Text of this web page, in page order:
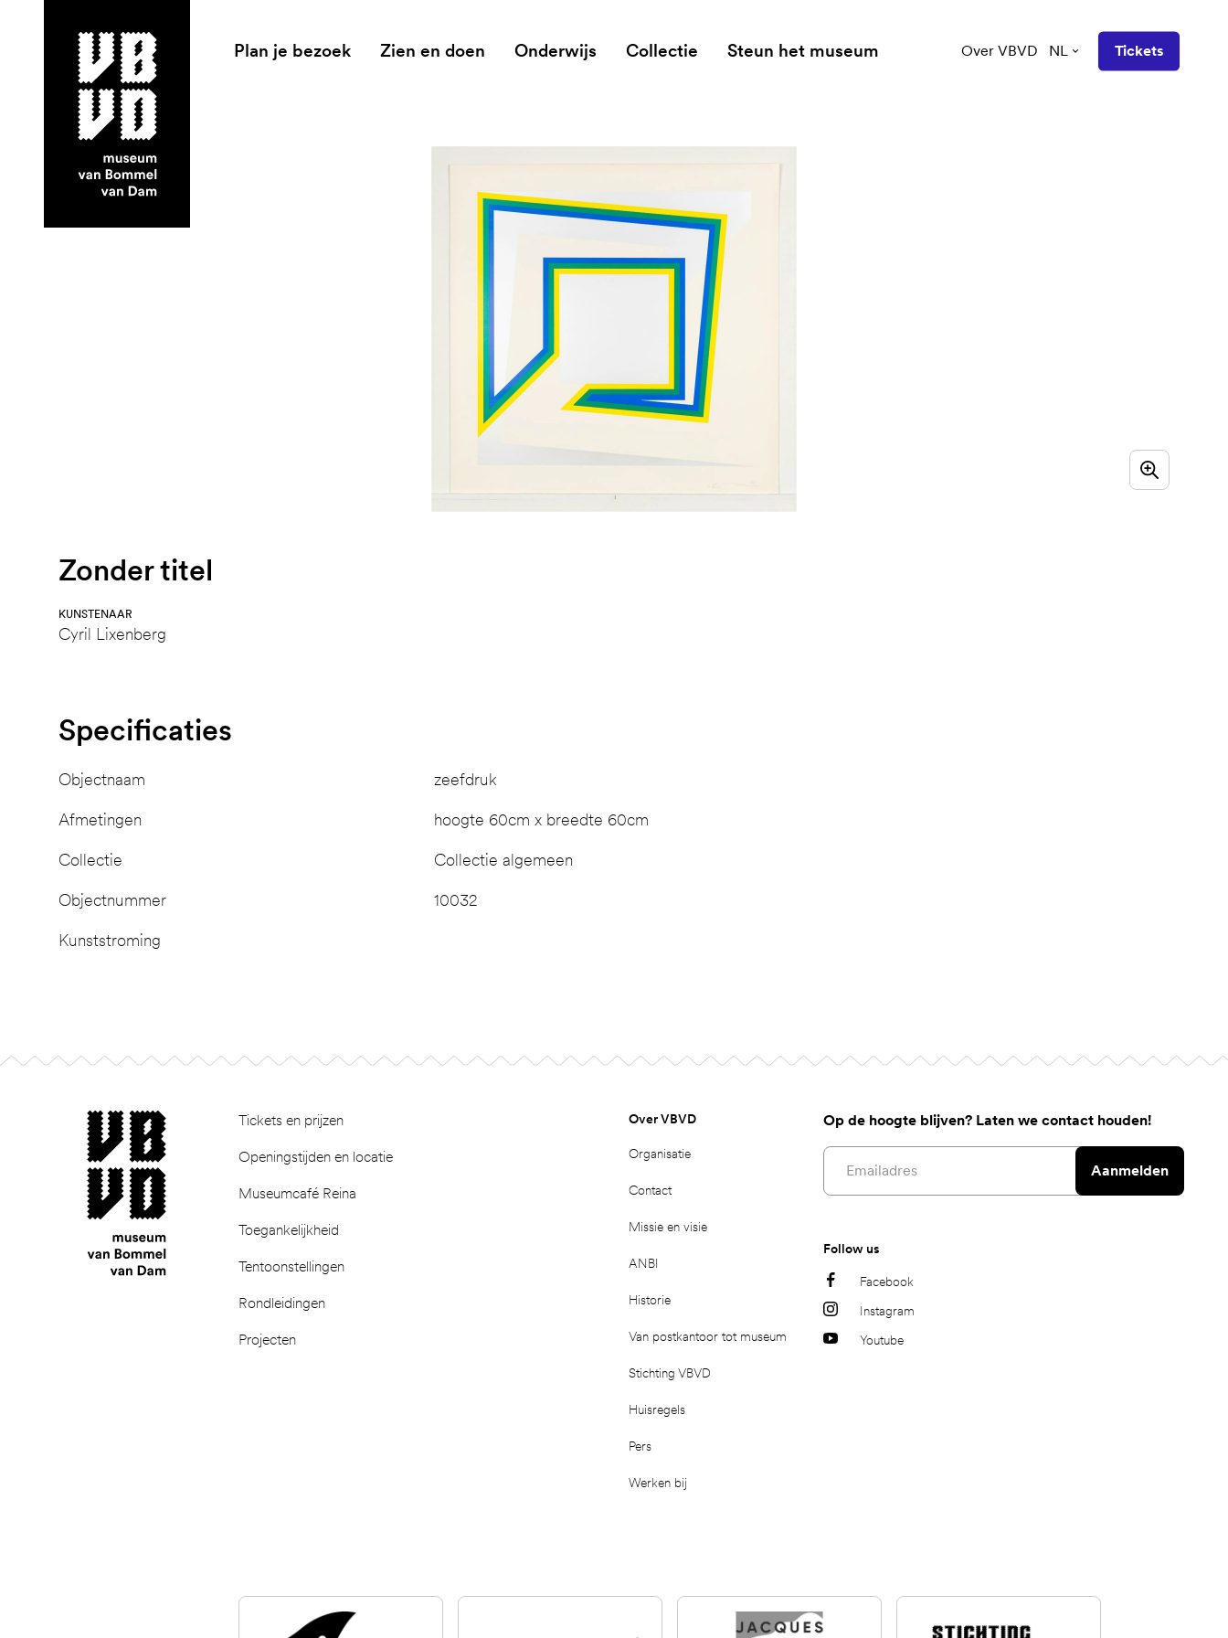
museum van Bommel van Dam
Plan je bezoek Zien en doen Onderwijs Collectie Steun het museum Over VBVD NL Tickets
Zonder titel
KUNSTENAAR
Cyril Lixenberg
Specificaties
Objectnaam zeefdruk
Afmetingen hoogte 60cm x breedte 60cm
Collectie Collectie algemeen
Objectnummer 10032
Kunststroming
Tickets en prijzen
Openingstijden en locatie
Museumcafé Reina
Toegankelijkheid
Tentoonstellingen
Rondleidingen
Projecten
museum van Bommel van Dam Over VBVD
Organisatie
Contact
Missie en visie
ANBI
Historie
Van postkantoor tot museum
Stichting VBVD
Huisregels
Pers
Werken bij
Op de hoogte blijven? Laten we contact houden!
Email address
Aanmelden
Follow us
Facebook
Instagram
Youtube